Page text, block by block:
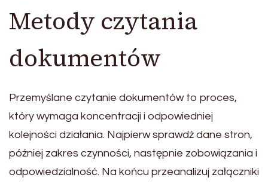
Metody czytania
dokumentów
Przemyślane czytanie dokumentów to proces,
który wymaga koncentracji i odpowiedniej
kolejności działania. Najpierw sprawdź dane stron,
później zakres czynności, następnie zobowiązania i
odpowiedzialność. Na końcu przeanalizuj załączniki